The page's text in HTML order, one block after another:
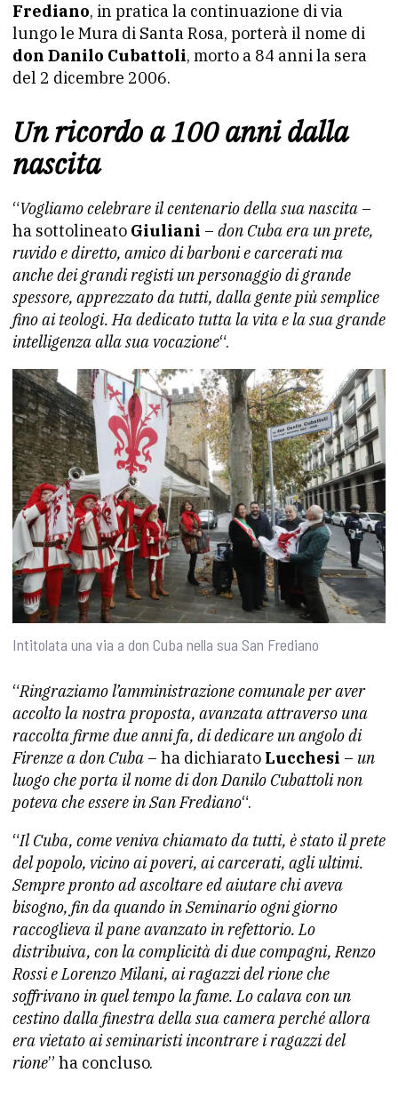
Frediano, in pratica la continuazione di via
lungo le Mura di Santa Rosa, porterà il nome di
don Danilo Cubattoli, morto a 84 anni la sera
del 2 dicembre 2006.
Un ricordo a 100 anni dalla
nascita
“Vogliamo celebrare il centenario della sua nascita –
ha sottolineato Giuliani – don Cuba era un prete,
ruvido e diretto, amico di barboni e carcerati ma
anche dei grandi registi un personaggio di grande
spessore, apprezzato da tutti, dalla gente più semplice
fino ai teologi. Ha dedicato tutta la vita e la sua grande
intelligenza alla sua vocazione“.
Intitolata una via a don Cuba nella sua San Frediano
“Ringraziamo l’amministrazione comunale per aver
accolto la nostra proposta, avanzata attraverso una
raccolta firme due anni fa, di dedicare un angolo di
Firenze a don Cuba – ha dichiarato Lucchesi – un
luogo che porta il nome di don Danilo Cubattoli non
poteva che essere in San Frediano“.
“Il Cuba, come veniva chiamato da tutti, è stato il prete
del popolo, vicino ai poveri, ai carcerati, agli ultimi.
Sempre pronto ad ascoltare ed aiutare chi aveva
bisogno, fin da quando in Seminario ogni giorno
raccoglieva il pane avanzato in refettorio. Lo
distribuiva, con la complicità di due compagni, Renzo
Rossi e Lorenzo Milani, ai ragazzi del rione che
soffrivano in quel tempo la fame. Lo calava con un
cestino dalla finestra della sua camera perché allora
era vietato ai seminaristi incontrare i ragazzi del
rione” ha concluso.